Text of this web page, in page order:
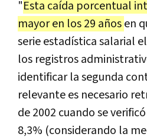
"Esta caída porcentual
mayor en los 29 añosen
serie estadística salarial
los registros
identificar la segunda
relevante es necesario
de 2002 cuando se
8,3% (considerando la